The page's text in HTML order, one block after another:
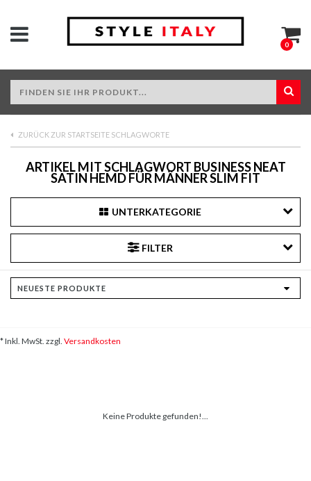
0
ZURÜCK ZUR STARTSEITE SCHLAGWORTE
ARTIKEL MIT SCHLAGWORT BUSINESS NEAT
SATIN HEMD FÜR MÄNNER SLIM FIT
UNTERKATEGORIE
FILTER
* Inkl. MwSt. zzgl. Versandkosten
Keine Produkte gefunden!...